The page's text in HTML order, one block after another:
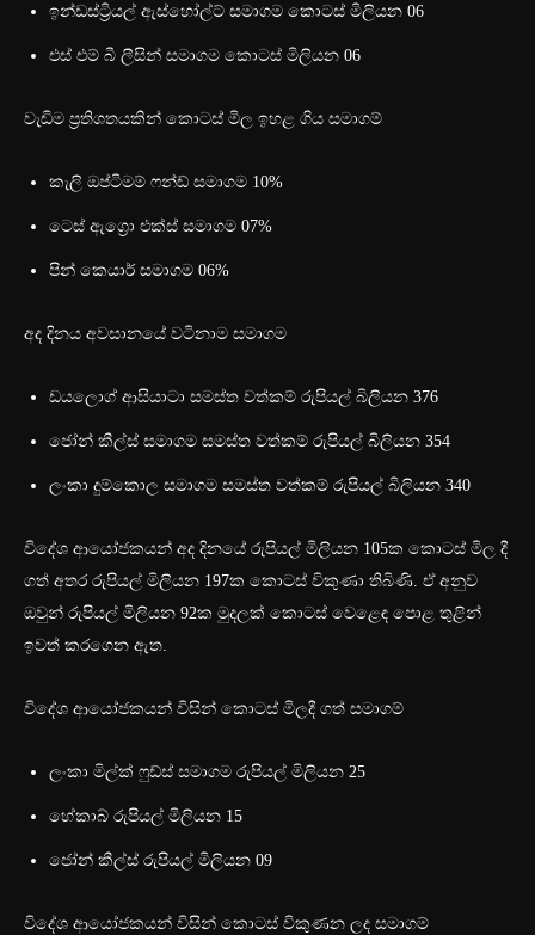
ඉන්ඩස්ට්‍රියල් ඇස්හෝල්ට් සමාගම කොටස් මිලියන 06
එස් එම් බී ලීසින් සමාගම කොටස් මිලියන 06
වැඩිම ප්‍රතිශතයකින් කොටස් මිල ඉහළ ගිය සමාගම්
කැලි ඔප්ටිමම් ෆන්ඩ් සමාගම 10%
ටෙස් ඇග්‍රො එක්ස් සමාගම 07%
පින් කෙයාර් සමාගම 06%
අද දිනය අවසානයේ වටිනාම සමාගම
ඩයලොග් ආසියාටා සමස්ත වත්කම් රුපියල් බිලියන 376
ජෝන් කීල්ස් සමාගම සමස්ත වත්කම් රුපියල් බිලියන 354
ලංකා දුම්කොල සමාගම සමස්ත වත්කම් රුපියල් බිලියන 340
විදේශ ආයෝජකයන් අද දිනයේ රුපියල් මිලියන‍ 105ක කොටස් මිල දී
ගත් අතර රුපියල් මිලියන 197ක කොටස් විකුණා තිබිණි. ඒ අනුව
ඔවුන් රුපියල් මිලියන 92ක මුදලක් කොටස් වෙළෙඳ පොළ තුළින්
ඉවත් කරගෙන ඇත.
විදේශ ආයෝජකයන් විසින් කොටස් මිලදී ගත් සමාගම්
ලංකා මිල්ක් ෆුඩ්ස් සමාගම රුපියල් මිලියන 25
හේකාබ් රුපියල් මිලියන 15
ජෝන් කීල්ස් රුපියල් මිලියන 09
විදේශ ආයෝජකයන් විසින් කොටස් විකුණන ලද සමාගම්